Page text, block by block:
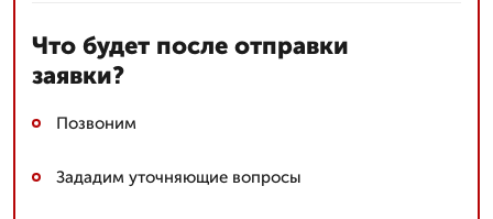
Что будет после отправки
заявки?
Позвоним
Зададим уточняющие вопросы